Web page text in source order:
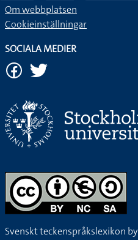
Om webbplatsen
Cookieinställningar
SOCIALA MEDIER
Svenskt teckenspråkslexikon by